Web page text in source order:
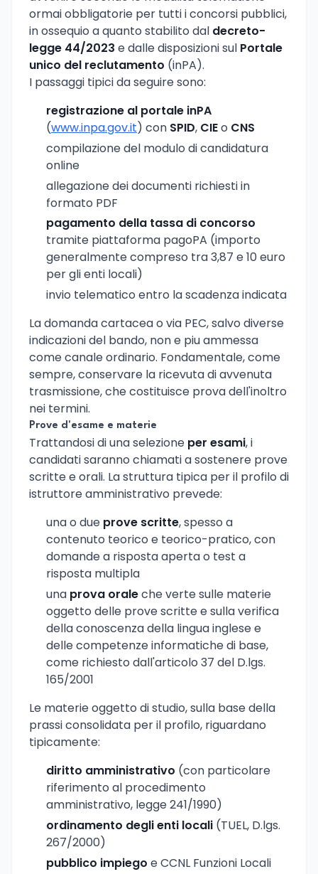
ormai obbligatorie per tutti i concorsi pubblici,
in ossequio a quanto stabilito dal decreto-
legge 44/2023 e dalle disposizioni sul Portale
unico del reclutamento (inPA).
I passaggi tipici da seguire sono:
registrazione al portale inPA
(www.inpa.gov.it) con SPID, CIEo CNS
compilazione del modulo di candidatura
online
allegazione dei documenti richiesti in
formato PDF
pagamento della tassa di concorso
tramite piattaforma pagoPA (importo
generalmente compreso tra 3,87 e 10 euro
per gli enti locali)
invio telematico entro la scadenza indicata
La domanda cartacea o via PEC, salvo diverse
indicazioni del bando, non e piu ammessa
come canale ordinario. Fondamentale, come
sempre, conservare la ricevuta di avvenuta
trasmissione, che costituisce prova dell'inoltro
nei termini.
Prove d'esame e materie
Trattandosi di una selezione per esami, i
candidati saranno chiamati a sostenere prove
scritte e orali. La struttura tipica per il profilo di
istruttore amministrativo prevede:
una o due prove scritte, spesso a
contenuto teorico e teorico-pratico, con
domande a risposta aperta o test a
risposta multipla
una prova oraleche verte sulle materie
oggetto delle prove scritte e sulla verifica
della conoscenza della lingua inglese e
delle competenze informatiche di base,
come richiesto dall'articolo 37 del D.lgs.
165/2001
Le materie oggetto di studio, sulla base della
prassi consolidata per il profilo, riguardano
tipicamente:
diritto amministrativo (con particolare
riferimento al procedimento
amministrativo, legge 241/1990)
ordinamento degli enti locali (TUEL, D.lgs.
267/2000)
pubblico impiego e CCNL Funzioni Locali